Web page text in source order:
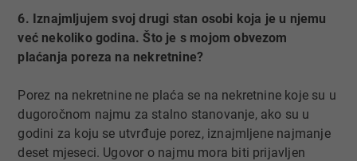
6. Iznajmljujem svoj drugi stan osobi koja je u njemu
već nekoliko godina. Što je s mojom obvezom
plaćanja poreza na nekretnine?
Porez na nekretnine ne plaća se na nekretnine koje su u
dugoročnom najmu za stalno stanovanje, ako su u
godini za koju se utvrđuje porez, iznajmljene najmanje
deset mjeseci. Ugovor o najmu mora biti prijavljen